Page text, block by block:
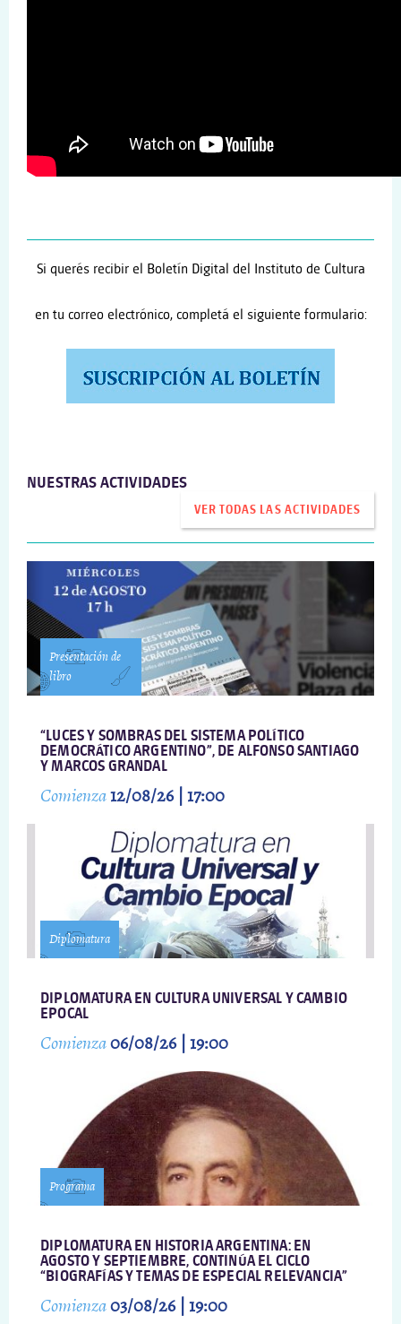
Si querés recibir el Boletín Digital del Instituto de Cultura
en tu correo electrónico, completá el siguiente formulario:
NUESTRAS ACTIVIDADES
VER TODAS LAS ACTIVIDADES
Presentación de
libro
“LUCES Y SOMBRAS DEL SISTEMA POLÍTICO
DEMOCRÁTICO ARGENTINO”, DE ALFONSO SANTIAGO
Y MARCOS GRANDAL
Comienza12/08/26 | 17:00
Diplomatura
DIPLOMATURA EN CULTURA UNIVERSAL Y CAMBIO
EPOCAL
Comienza06/08/26 | 19:00
Programa
DIPLOMATURA EN HISTORIA ARGENTINA: EN
AGOSTO Y SEPTIEMBRE, CONTINÚA EL CICLO
“BIOGRAFÍAS Y TEMAS DE ESPECIAL RELEVANCIA”
Comienza03/08/26 | 19:00